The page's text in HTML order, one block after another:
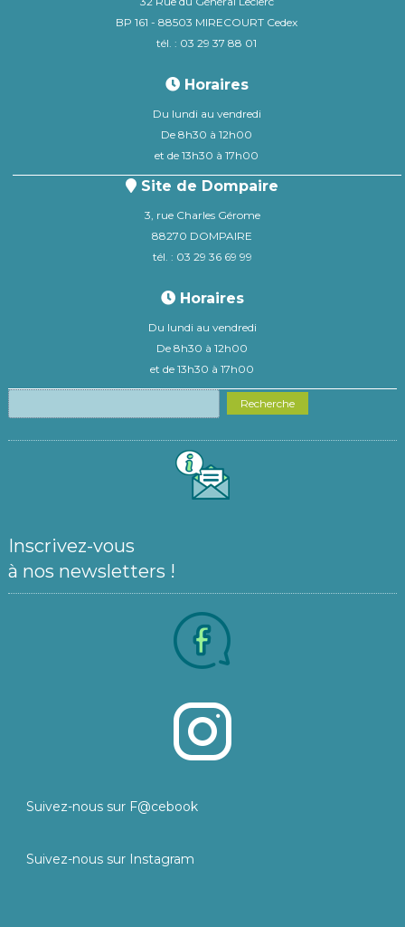
BP 161 - 88503 MIRECOURT Cedex
tél. : 03 29 37 88 01
Horaires
Du lundi au vendredi
De 8h30 à 12h00
et de 13h30 à 17h00
Site de Dompaire
3, rue Charles Gérome
88270 DOMPAIRE
tél. : 03 29 36 69 99
Horaires
Du lundi au vendredi
De 8h30 à 12h00
et de 13h30 à 17h00
Recherche
Inscrivez-vous
à nos newsletters !
Suivez-nous sur F@cebook
Suivez-nous sur Instagram